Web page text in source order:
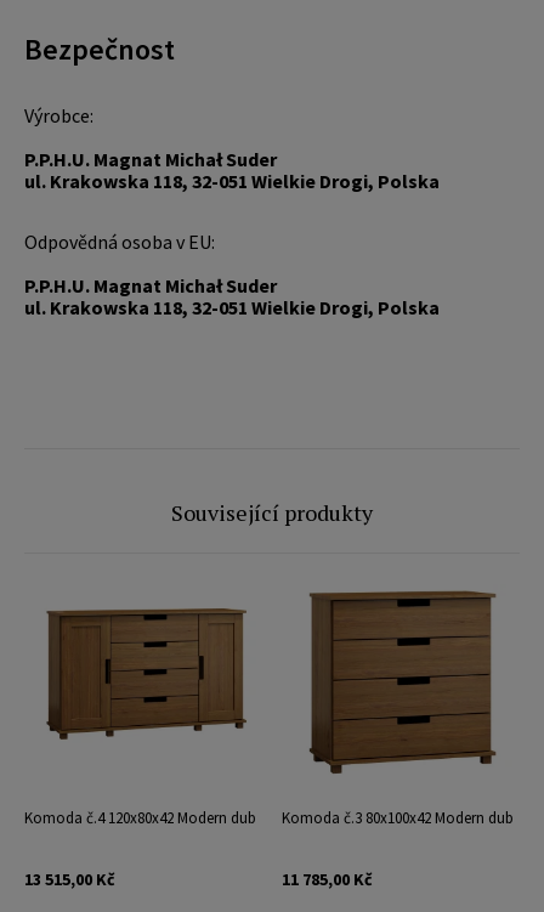
Bezpečnost
Výrobce:
P.P.H.U. Magnat Michał Suder
ul. Krakowska 118, 32-051 Wielkie Drogi, Polska
Odpovědná osoba v EU:
P.P.H.U. Magnat Michał Suder
ul. Krakowska 118, 32-051 Wielkie Drogi, Polska
Související produkty
Komoda č.4 120x80x42 Modern dub
13 515,00 Kč
Komoda č.3 80x100x42 Modern dub
11 785,00 Kč